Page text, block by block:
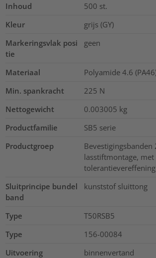
Inhoud
500 st.
Kleur
grijs (GY)
Markeringsvlak posi
tie
geen
Materiaal
Polyamide 4.6
Min. spankracht
225 N
Nettogewicht
0.003005 kg
Productfamilie
SB5 serie
Productgroep
Bevestigingsbanden
lasstiftmontage, met
tolerantievereffening
Sluitprincipe bundel
band
kunststof sluittong
Type
T50RSB5
Type
156-00084
Uitvoering
binnenvertand